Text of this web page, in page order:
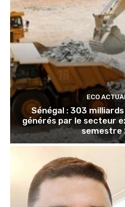
ECO
Sénégal : 303
générés par le secteur
semestre